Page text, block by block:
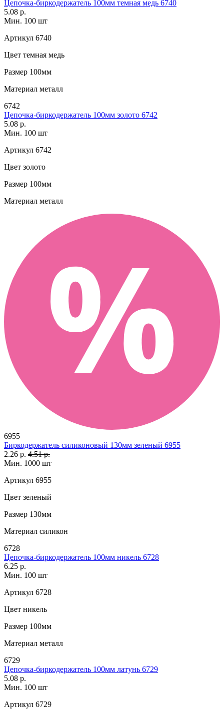
Цепочка-биркодержатель 100мм темная медь 6740
5.08 р.
Мин. 100 шт
Артикул 6740
Цвет темная медь
Размер 100мм
Материал металл
6742
Цепочка-биркодержатель 100мм золото 6742
5.08 р.
Мин. 100 шт
Артикул 6742
Цвет золото
Размер 100мм
Материал металл
6955
Биркодержатель силиконовый 130мм зеленый 6955
2.26 р. 4.51 р.
Мин. 1000 шт
Артикул 6955
Цвет зеленый
Размер 130мм
Материал силикон
6728
Цепочка-биркодержатель 100мм никель 6728
6.25 р.
Мин. 100 шт
Артикул 6728
Цвет никель
Размер 100мм
Материал металл
6729
Цепочка-биркодержатель 100мм латунь 6729
5.08 р.
Мин. 100 шт
Артикул 6729